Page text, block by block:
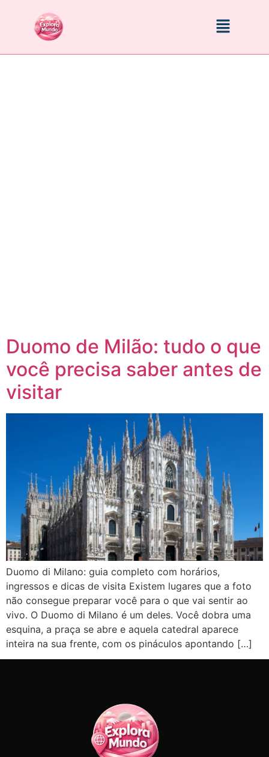
Duomo de Milão: tudo o que
você precisa saber antes de
visitar
Duomo di Milano: guia completo com horários,
ingressos e dicas de visita Existem lugares que a foto
não consegue preparar você para o que vai sentir ao
vivo. O Duomo di Milano é um deles. Você dobra uma
esquina, a praça se abre e aquela catedral aparece
inteira na sua frente, com os pináculos apontando […]